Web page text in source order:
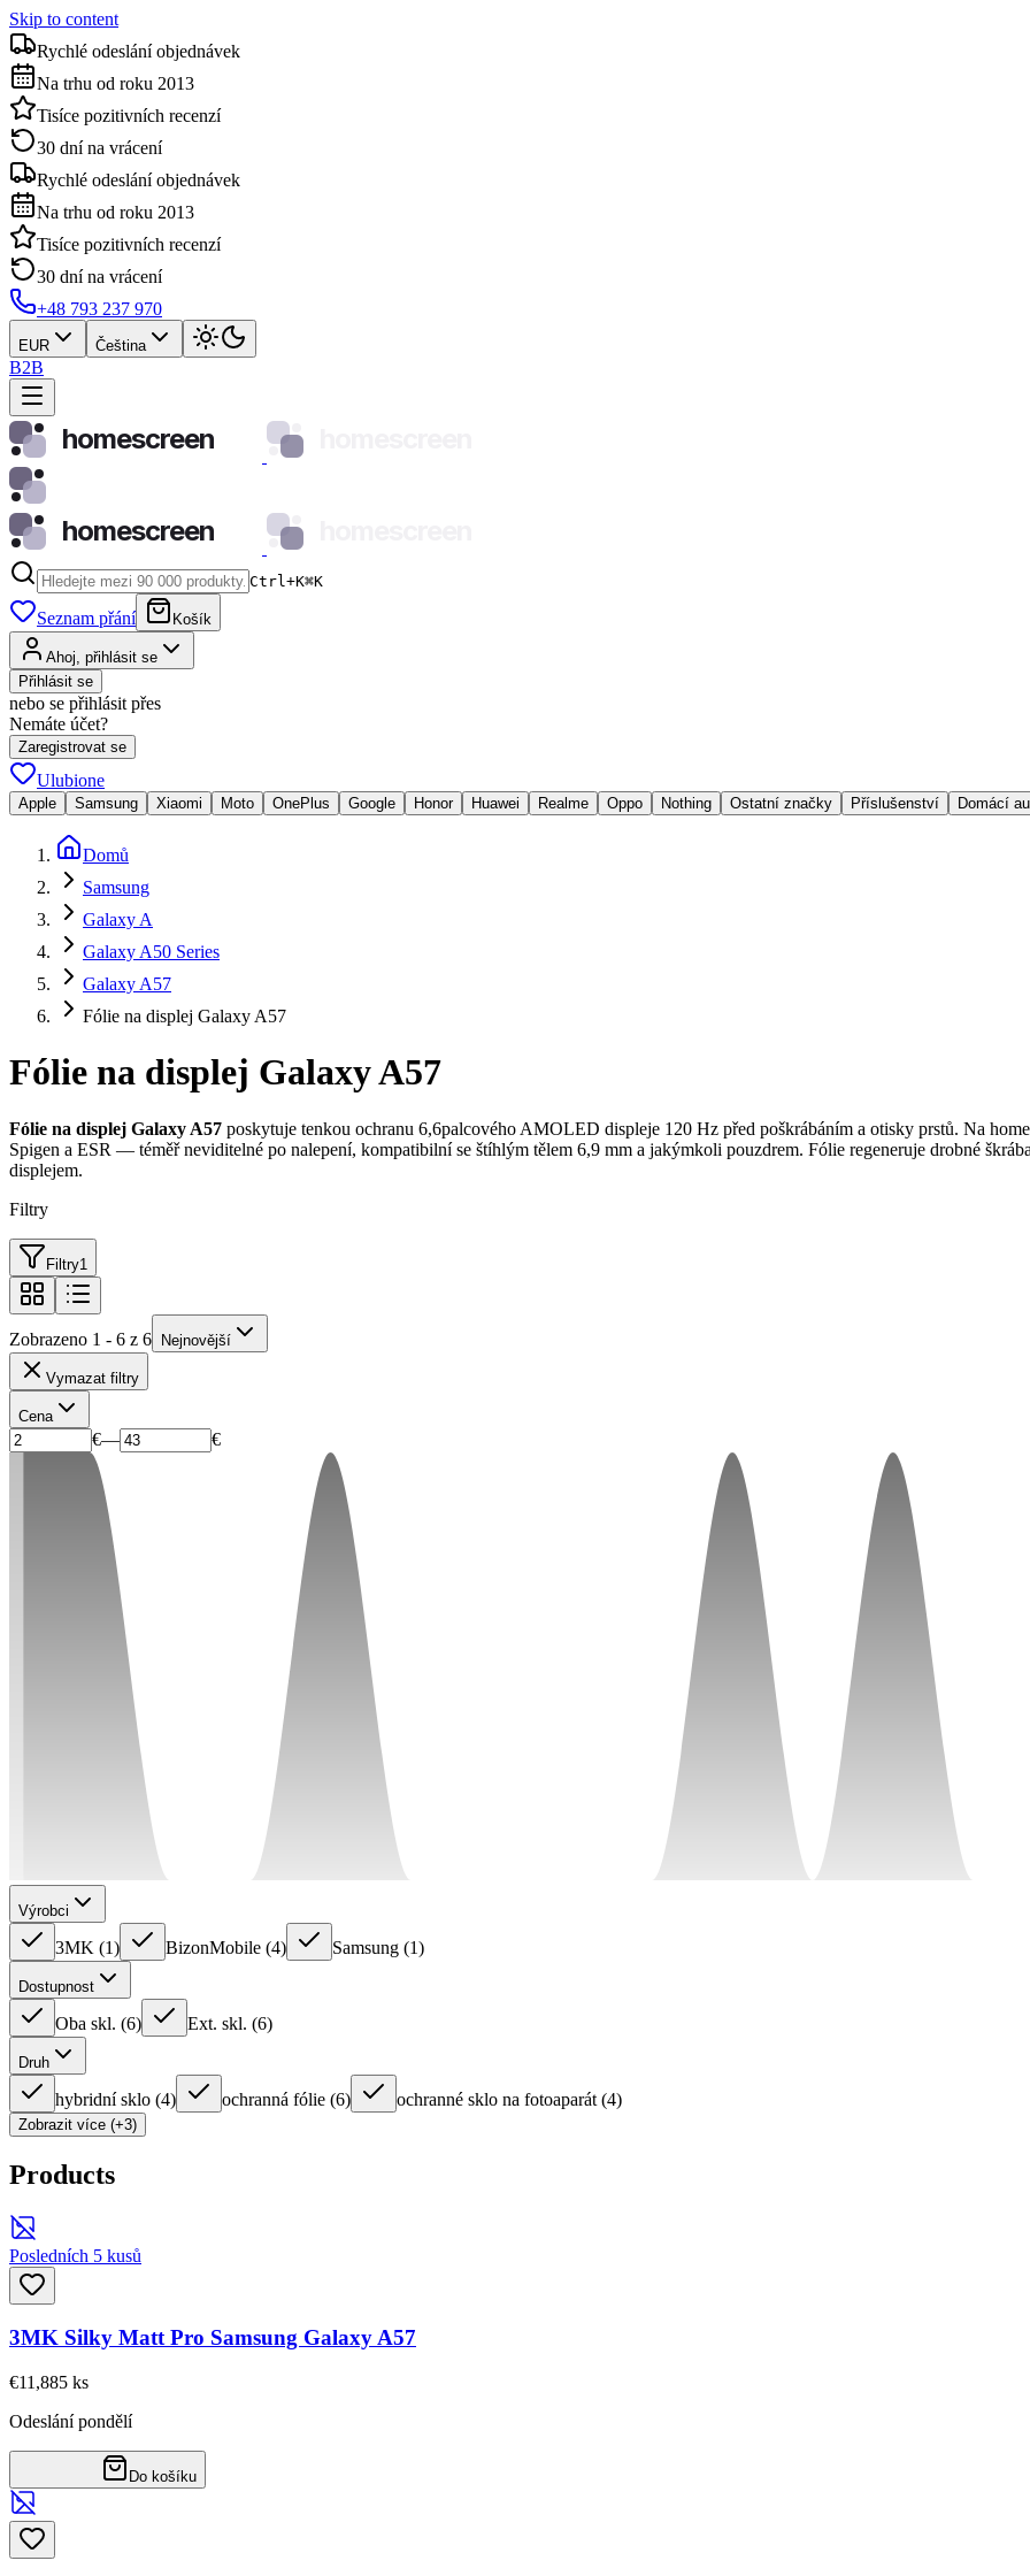
Skip to content
Rychlé odeslání objednávek
Na trhu od roku 2013
Tisíce pozitivních recenzí
30 dní na vrácení
Rychlé odeslání objednávek
Na trhu od roku 2013
Tisíce pozitivních recenzí
30 dní na vrácení
+48 793 237 970
EUR Čeština
B2B
homescreen
homescreen
Ctrl+K⌘K
Seznam přání Košík
Ahoj, přihlásit se
Přihlásit se
nebo se přihlásit přes
Nemáte účet?
Zaregistrovat se
Ulubione
Apple Samsung Xiaomi Moto OnePlus Google Honor Huawei Realme Oppo Nothing Ostatní značky Příslušenství Domácí
Domů
Samsung
Galaxy A
Galaxy A50 Series
Galaxy A57
Fólie na displej Galaxy A57
Fólie na displej Galaxy A57
Fólie na displej Galaxy A57 poskytuje tenkou ochranu 6,6palcového AMOLED displeje 120 Hz před poškrábáním a otisky prstů. Na
Spigen a ESR — téměř neviditelné po nalepení, kompatibilní se štíhlým tělem 6,9 mm a jakýmkoli pouzdrem. Fólie regeneruje drobné
displejem.
Filtry
Filtry1
Zobrazeno 1 - 6 z 6 Nejnovější
Vymazat filtry
Cena
€— €
Výrobci
3MK (1) BizonMobile (4) Samsung (1)
Dostupnost
Oba skl. (6) Ext. skl. (6)
Druh
hybridní sklo (4) ochranná fólie (6) ochranné sklo na fotoaparát (4)
Zobrazit více (+3)
Products
Posledních 5 kusů
3MK Silky Matt Pro Samsung Galaxy A57
€11,885 ks
Odeslání pondělí
Do košíku